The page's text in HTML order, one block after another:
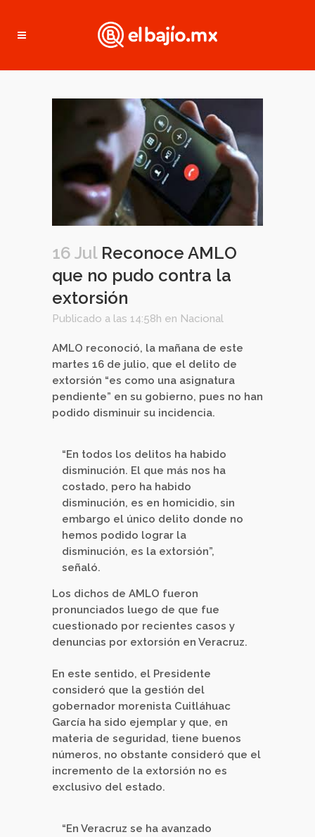
16 JulReconoce AMLO
que no pudo contra la
extorsión
Publicado a las 14:58h en Nacional
AMLO reconoció, la mañana de este
martes 16 de julio, que el delito de
extorsión “es como una asignatura
pendiente” en su gobierno, pues no han
podido disminuir su incidencia.
“En todos los delitos ha habido
disminución. El que más nos ha
costado, pero ha habido
disminución, es en homicidio, sin
embargo el único delito donde no
hemos podido lograr la
disminución, es la extorsión”,
señaló.
Los dichos de AMLO fueron
pronunciados luego de que fue
cuestionado por recientes casos y
denuncias por extorsión en Veracruz.
En este sentido, el Presidente
consideró que la gestión del
gobernador morenista Cuitláhuac
García ha sido ejemplar y que, en
materia de seguridad, tiene buenos
números, no obstante consideró que el
incremento de la extorsión no es
exclusivo del estado.
“En Veracruz se ha avanzado